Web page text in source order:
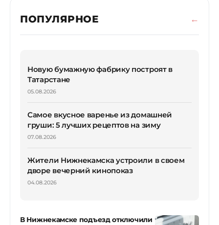
ПОПУЛЯРНОЕ
Новую бумажную фабрику построят в
Татарстане
05.08.2026
Самое вкусное варенье из домашней
груши: 5 лучших рецептов на зиму
07.08.2026
Жители Нижнекамска устроили в своем
дворе вечерний кинопоказ
04.08.2026
В Нижнекамске подъезд отключили